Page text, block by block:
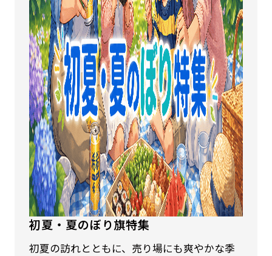
初夏・夏のぼり旗特集
初夏の訪れとともに、売り場にも爽やかな季